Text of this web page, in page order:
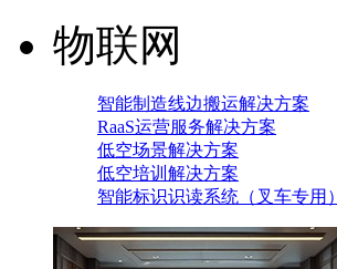
物联网
智能制造线边搬运解决方案
RaaS运营服务解决方案
低空场景解决方案
低空培训解决方案
智能标识识读系统（叉车专用）